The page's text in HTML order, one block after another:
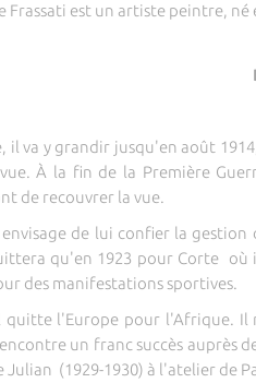
Frassati est un artiste peintre, né
il va y grandir jusqu'en août
À la fin de la Première
de recouvrer la vue.
de lui confier la
qu'en 1923 pour Corte où
des manifestations sportives.
quitte l'Europe pour l'Afrique. Il
un franc succès auprès
Julian (1929-1930) à l'atelier de